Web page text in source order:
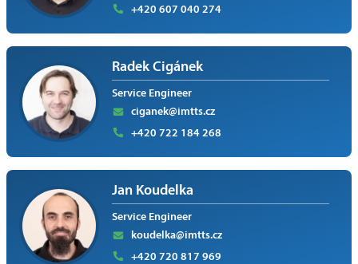
+420 607 040 274
Radek Cigánek
Service Engineer
ciganek@imtts.cz
+420 722 184 268
Jan Koudelka
Service Engineer
koudelka@imtts.cz
+420 720 817 969